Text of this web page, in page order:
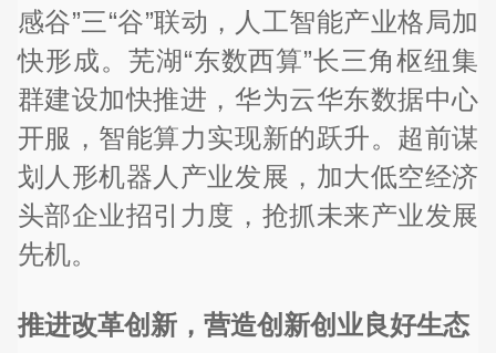
感谷”三“谷”联动，人工智能产业格局加
快形成。芜湖“东数西算”长三角枢纽集
群建设加快推进，华为云华东数据中心
开服，智能算力实现新的跃升。超前谋
划人形机器人产业发展，加大低空经济
头部企业招引力度，抢抓未来产业发展
先机。
推进改革创新，营造创新创业良好生态